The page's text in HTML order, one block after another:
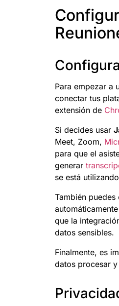
Para empezar a
conectar tus
extensión de
Si decides usar
Meet, Zoom,
para que el
generar
se está
También puedes
que la
datos sensibles.
Finalmente, es
datos procesar